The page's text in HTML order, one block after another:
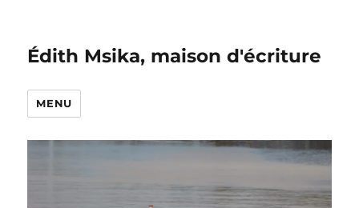
Édith Msika, maison d'écriture
MENU